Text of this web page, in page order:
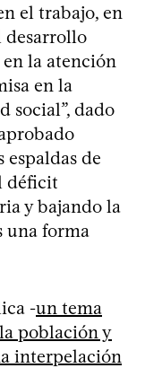
el trabajo, en
desarrollo
la atención
en la
social”, dado
espaldas de
déficit
y bajando la
una forma
-un tema
población y
interpelación